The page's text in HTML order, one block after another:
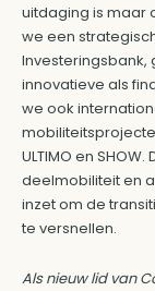
uitdaging is maar
we een
Investeringsbank,
innovatieve als
we ook
ULTIMO en
deelmobiliteit en
inzet om de
te versnellen.
Als nieuw lid van